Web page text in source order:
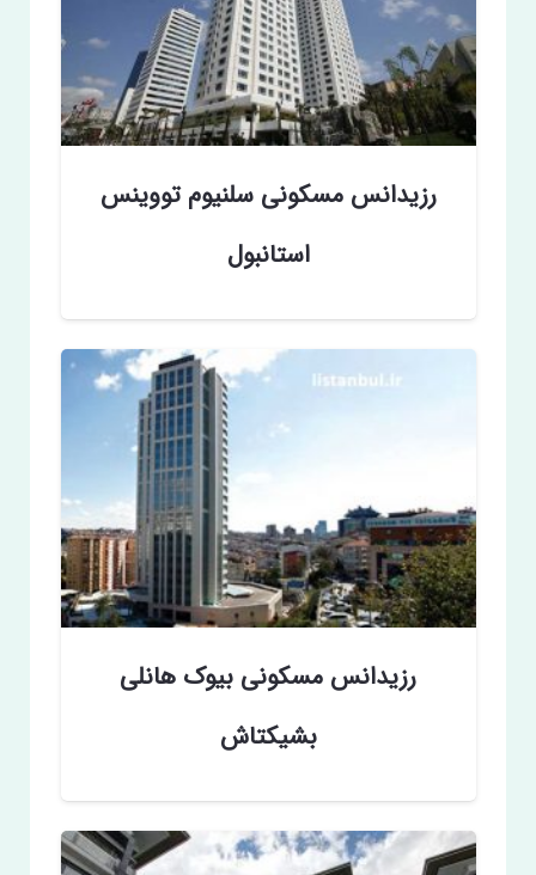
رزیدانس مسکونی سلنیوم تووینس
استانبول
رزیدانس مسکونی بیوک هانلی
بشیکتاش